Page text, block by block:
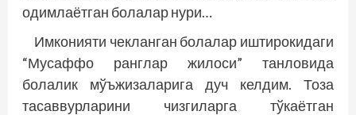
одимлаётган болалар нури…
Имконияти чекланган болалар иштирокидаги
“Мусаффо ранглар жилоси” танловида
болалик мўъжизаларига дуч келдим. Тоза
тасаввурларини чизгиларга тўкаётган